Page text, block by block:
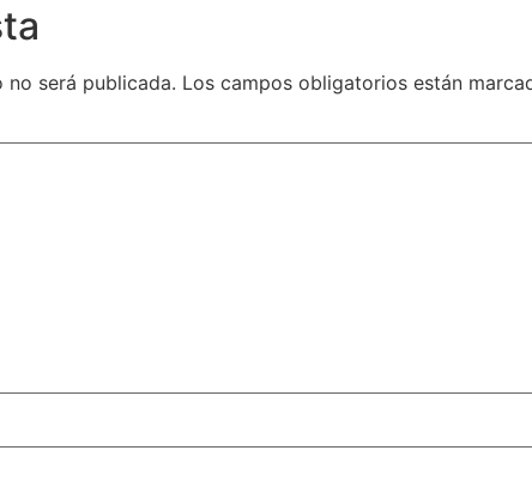
será publicada. Los campos obligatorios están